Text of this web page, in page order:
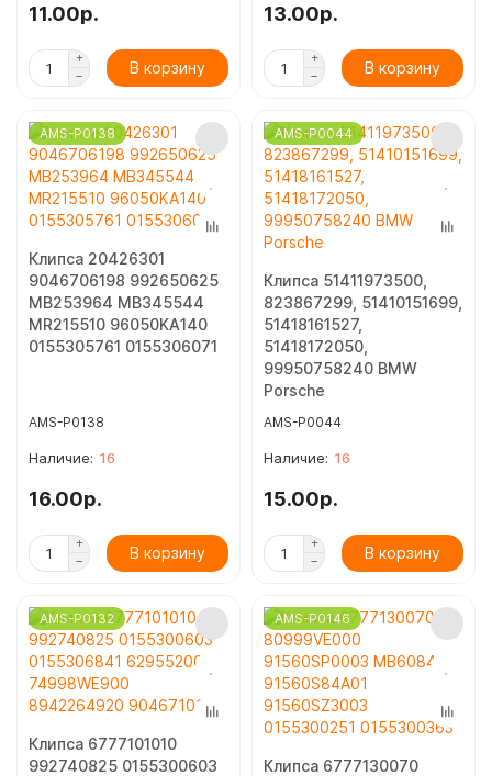
11.00р.
В корзину
13.00р.
В корзину
AMS-P0138
Клипса 20426301
9046706198 992650625
MB253964 MB345544
MR215510 96050KA140
0155305761 0155306071
AMS-P0138
16
16.00р.
В корзину
AMS-P0044
Клипса 51411973500,
823867299, 51410151699,
51418161527,
51418172050,
99950758240 BMW
Porsche
AMS-P0044
16
15.00р.
В корзину
AMS-P0132
Клипса 6777101010
992740825 0155300603
AMS-P0146
Клипса 6777130070